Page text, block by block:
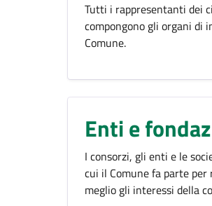
Tutti i rappresentanti dei
compongono gli organi di
Comune.
Enti e
I consorzi, gli enti e le
cui il Comune fa parte per
meglio gli interessi della